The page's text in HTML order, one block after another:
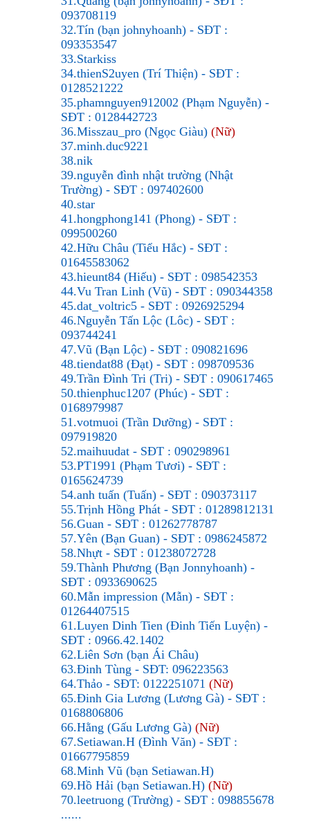
093708119
32.Tín (bạn johnyhoanh) - SĐT :
093353547
33.Starkiss
34.thienS2uyen (Trí Thiện) - SĐT :
0128521222
35.phamnguyen912002 (Phạm Nguyễn) -
SĐT : 0128442723
36.Misszau_pro (Ngọc Giàu) (Nữ)
37.minh.duc9221
38.nik
39.nguyễn đình nhật trường (Nhật
Trường) - SĐT : 097402600
40.star
41.hongphong141 (Phong) - SĐT :
099500260
42.Hữu Châu (Tiểu Hắc) - SĐT :
01645583062
43.hieunt84 (Hiếu) - SĐT : 098542353
44.Vu Tran Linh (Vũ) - SĐT : 090344358
45.dat_voltric5 - SĐT : 0926925294
46.Nguyễn Tấn Lộc (Lôc) - SĐT :
093744241
47.Vũ (Bạn Lộc) - SĐT : 090821696
48.tiendat88 (Đạt) - SĐT : 098709536
49.Trần Đình Tri (Tri) - SĐT : 090617465
50.thienphuc1207 (Phúc) - SĐT :
0168979987
51.votmuoi (Trần Dưỡng) - SĐT :
097919820
52.maihuudat - SĐT : 090298961
53.PT1991 (Phạm Tươi) - SĐT :
0165624739
54.anh tuấn (Tuấn) - SĐT : 090373117
55.Trịnh Hồng Phát - SĐT : 01289812131
56.Guan - SĐT : 01262778787
57.Yên (Bạn Guan) - SĐT : 0986245872
58.Nhựt - SĐT : 01238072728
59.Thành Phương (Bạn Jonnyhoanh) -
SĐT : 0933690625
60.Mẫn impression (Mẫn) - SĐT :
01264407515
61.Luyen Dinh Tien (Đinh Tiến Luyện) -
SĐT : 0966.42.1402
62.Liên Sơn (bạn Ái Châu)
63.Đinh Tùng - SĐT: 096223563
64.Thảo - SĐT: 0122251071 (Nữ)
65.Đinh Gia Lương (Lương Gà) - SĐT :
0168806806
66.Hằng (Gấu Lương Gà) (Nữ)
67.Setiawan.H (Đình Văn) - SĐT :
01667795859
68.Minh Vũ (bạn Setiawan.H)
69.Hồ Hải (bạn Setiawan.H) (Nữ)
70.leetruong (Trường) - SĐT : 098855678
......